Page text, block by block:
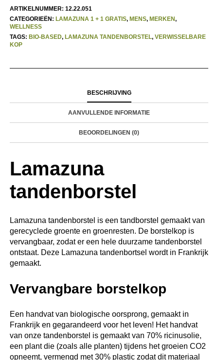
ARTIKELNUMMER: 12.22.051
CATEGORIEËN: LAMAZUNA 1 + 1 GRATIS, MENS, MERKEN,
WELLNESS
TAGS: BIO-BASED, LAMAZUNA TANDENBORSTEL, VERWISSELBARE
KOP
BESCHRIJVING
AANVULLENDE INFORMATIE
BEOORDELINGEN (0)
Lamazuna
tandenborstel
Lamazuna tandenborstel is een tandborstel gemaakt van
gerecyclede groente en groenresten. De borstelkop is
vervangbaar, zodat er een hele duurzame tandenborstel
ontstaat. Deze Lamazuna tandenbortsel wordt in Frankrijk
gemaakt.
Vervangbare borstelkop
Een handvat van biologische oorsprong, gemaakt in
Frankrijk en gegarandeerd voor het leven! Het handvat
van onze tandenborstel is gemaakt van 70% ricinusolie,
een plant die (zoals alle planten) tijdens het groeien CO2
opneemt, vermengd met 30% plastic zodat dit materiaal